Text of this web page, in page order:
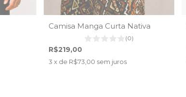
Camisa Manga Curta Nativa
(0)
R$219,00
3 x de R$73,00 sem juros